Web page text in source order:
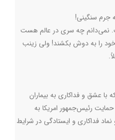
جرم سنگینی!
نمی‌دانم چه سری در عالم هست
خود را به دوش بکشند! ولی زینب
.
با عشق و فداکاری به بیماران
رئیس‌جمهور امریکا به
فداکاری و ایستادگی در شرایط